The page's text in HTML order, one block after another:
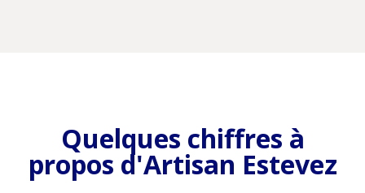
Quelques chiffres à
propos d'Artisan Estevez